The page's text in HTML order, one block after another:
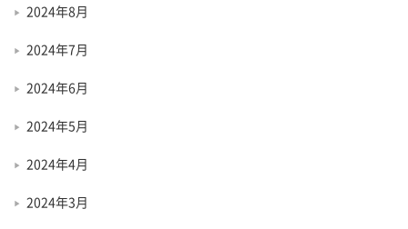
2024年8月
2024年7月
2024年6月
2024年5月
2024年4月
2024年3月